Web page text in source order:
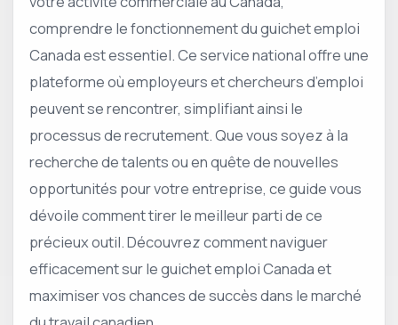
comprendre le fonctionnement du guichet emploi
Canada est essentiel. Ce service national offre une
plateforme où employeurs et chercheurs d’emploi
peuvent se rencontrer, simplifiant ainsi le
processus de recrutement. Que vous soyez à la
recherche de talents ou en quête de nouvelles
opportunités pour votre entreprise, ce guide vous
dévoile comment tirer le meilleur parti de ce
précieux outil. Découvrez comment naviguer
efficacement sur le guichet emploi Canada et
maximiser vos chances de succès dans le marché